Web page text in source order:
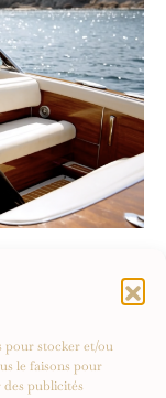
pour stocker et/ou
le faisons pour
publicités